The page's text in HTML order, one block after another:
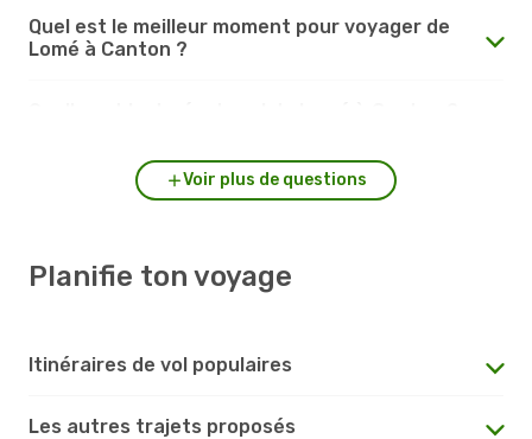
Quel est le meilleur moment pour voyager de
Lomé à Canton ?
Voir plus de questions
Planifie ton voyage
Itinéraires de vol populaires
Les autres trajets proposés